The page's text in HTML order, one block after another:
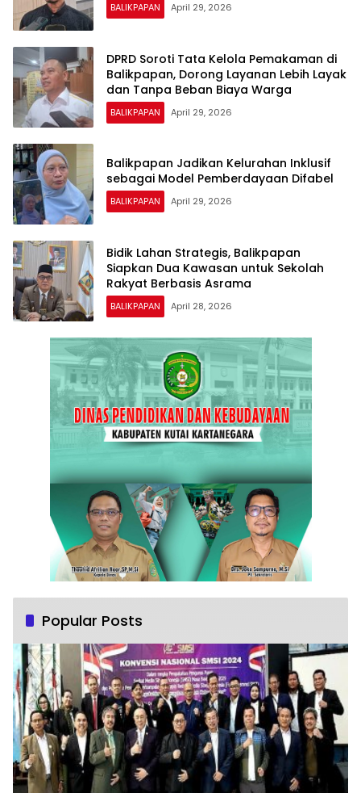
BALIKPAPAN April 29, 2026
DPRD Soroti Tata Kelola Pemakaman di
Balikpapan, Dorong Layanan Lebih Layak
dan Tanpa Beban Biaya Warga
BALIKPAPAN April 29, 2026
Balikpapan Jadikan Kelurahan Inklusif
sebagai Model Pemberdayaan Difabel
BALIKPAPAN April 29, 2026
Bidik Lahan Strategis, Balikpapan
Siapkan Dua Kawasan untuk Sekolah
Rakyat Berbasis Asrama
BALIKPAPAN April 28, 2026
Popular Posts